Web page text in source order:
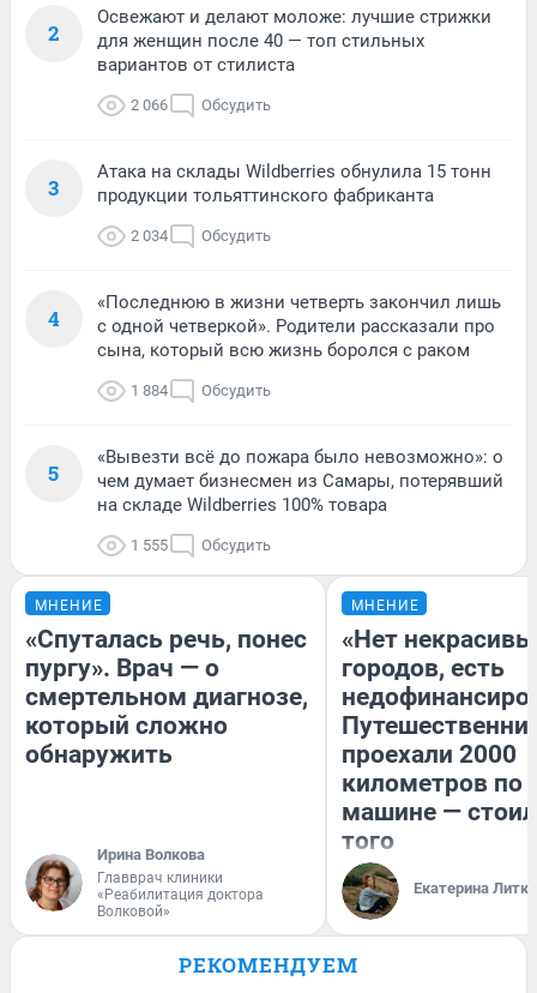
2
Освежают и делают моложе: лучшие стрижки
для женщин после 40 — топ стильных
вариантов от стилиста
2 066 Обсудить
3
Атака на склады Wildberries обнулила 15 тонн
продукции тольяттинского фабриканта
2 034 Обсудить
4
«Последнюю в жизни четверть закончил лишь
с одной четверкой». Родители рассказали про
сына, который всю жизнь боролся с раком
1 884 Обсудить
5
«Вывезти всё до пожара было невозможно»: о
чем думает бизнесмен из Самары, потерявший
на складе Wildberries 100% товара
1 555 Обсудить
МНЕНИЕ
«Спуталась речь, понес
пургу». Врач — о
смертельном диагнозе,
который сложно
обнаружить
Ирина Волкова
Главврач клиники
«Реабилитация доктора
Волковой»
МНЕНИЕ
«Нет
городов, есть
проехали 2000
километров по
машине —
того
Екатерина
РЕКОМЕНДУЕМ